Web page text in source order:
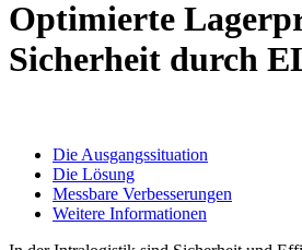
Optimierte
Sicherheit durch
Die Ausgangssituation
Die Lösung
Messbare Verbesserungen
Weitere Informationen